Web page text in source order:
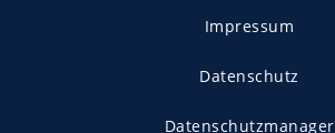
Impressum
Datenschutz
Datenschutzmanager